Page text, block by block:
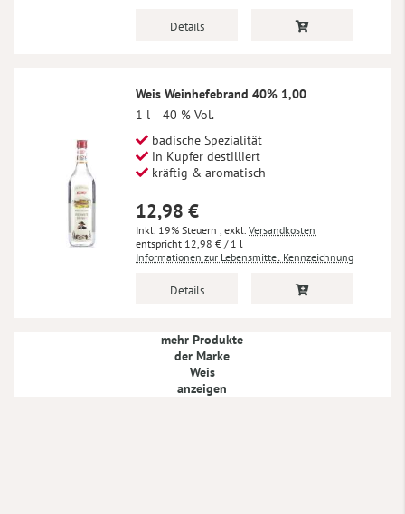
Details
Weis Weinhefebrand 40% 1,00
1 l
40 % Vol.
badische Spezialität
in Kupfer destilliert
kräftig & aromatisch
12,98 €
Inkl. 19% Steuern , exkl. Versandkosten
12,98 € / 1 l
Informationen zur Lebensmittel Kennzeichnung
Details
mehr Produkte
der Marke
Weis
anzeigen